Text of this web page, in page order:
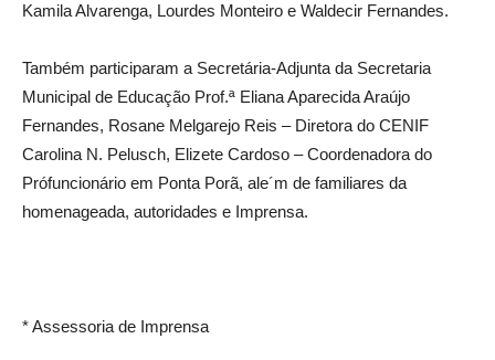
Kamila Alvarenga, Lourdes Monteiro e Waldecir Fernandes.
Também participaram a Secretária-Adjunta da Secretaria
Municipal de Educação Prof.ª Eliana Aparecida Araújo
Fernandes, Rosane Melgarejo Reis – Diretora do CENIF
Carolina N. Pelusch, Elizete Cardoso – Coordenadora do
Prófuncionário em Ponta Porã, ale´m de familiares da
homenageada, autoridades e Imprensa.
* Assessoria de Imprensa